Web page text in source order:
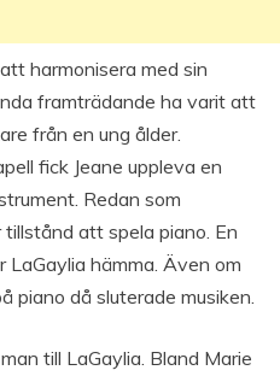
harmonisera med sin
framträdande ha varit att
från en ung ålder.
fick Jeane uppleva en
Redan som
att spela piano. En
hämma. Även om
piano då sluterade musiken.
till LaGaylia. Bland Marie